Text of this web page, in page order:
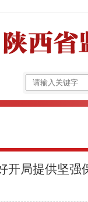
开局提供坚强